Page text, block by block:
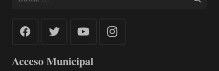
Acceso Municipal